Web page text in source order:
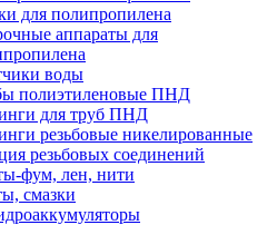
для полипропилена
аппараты для
воды
полиэтиленовые ПНД
для труб ПНД
резьбовые никелированные
резьбовых соединений
фум, лен, нити
смазки